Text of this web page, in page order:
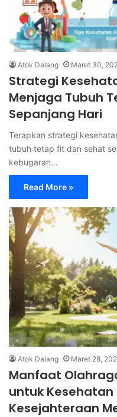
Atok Dalang Maret 30,
Strategi
Menjaga Tubuh
Sepanjang Hari
Terapkan strategi
tubuh tetap fit dan sehat
kebugaran…
Read More »
Atok Dalang Maret 28,
Manfaat
untuk
Kesejahteraan